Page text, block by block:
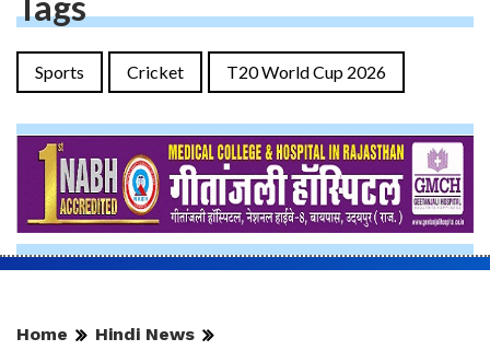
Sports Cricket T20 World Cup 2026
Home Hindi News